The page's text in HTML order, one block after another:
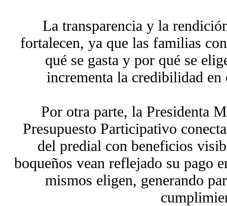
La transparencia y la
fortalecen, ya que las familias
qué se gasta y por qué se
incrementa la credibilidad
Por otra parte, la Presidenta
Presupuesto Participativo
del predial con beneficios
boqueños vean reflejado su pago
mismos eligen, generando